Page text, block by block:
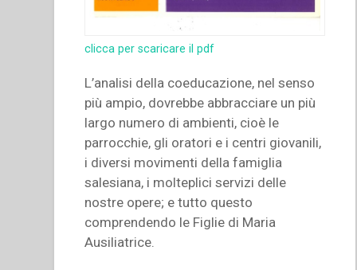
clicca per scaricare il pdf
L’analisi della coeducazione, nel senso
più ampio, dovrebbe abbracciare un più
largo numero di ambienti, cioè le
parrocchie, gli oratori e i centri giovanili,
i diversi movimenti della famiglia
salesiana, i molteplici servizi delle
nostre opere; e tutto questo
comprendendo le Figlie di Maria
Ausiliatrice.